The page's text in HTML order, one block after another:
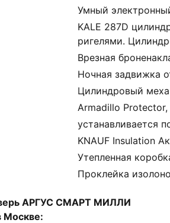
Умный
KALE 287D
ригелями.
Врезная
Ночная задвижка
Цилиндровый
Armadillo
устанавливается
KNAUF Insulation
Утепленная
Проклейка
АРГУС СМАРТ МИЛЛИ